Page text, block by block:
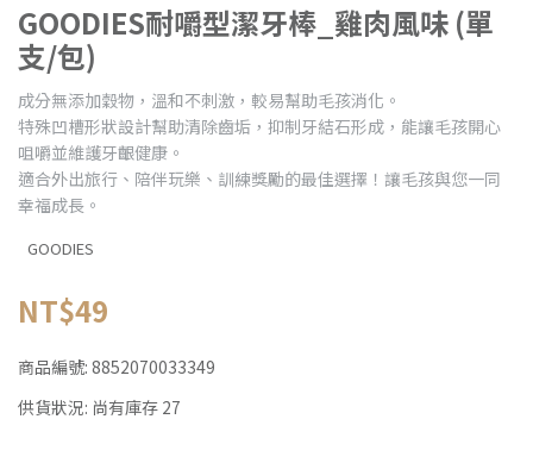
GOODIES耐嚼型潔牙棒_雞肉風味 (單
支/包)
成分無添加穀物，溫和不刺激，較易幫助毛孩消化。
特殊凹槽形狀設計幫助清除齒垢，抑制牙結石形成，能讓毛孩開心
咀嚼並維護牙齦健康。
適合外出旅行、陪伴玩樂、訓練獎勵的最佳選擇！讓毛孩與您一同
幸福成長。
GOODIES
NT$49
商品編號: 8852070033349
供貨狀況: 尚有庫存 27